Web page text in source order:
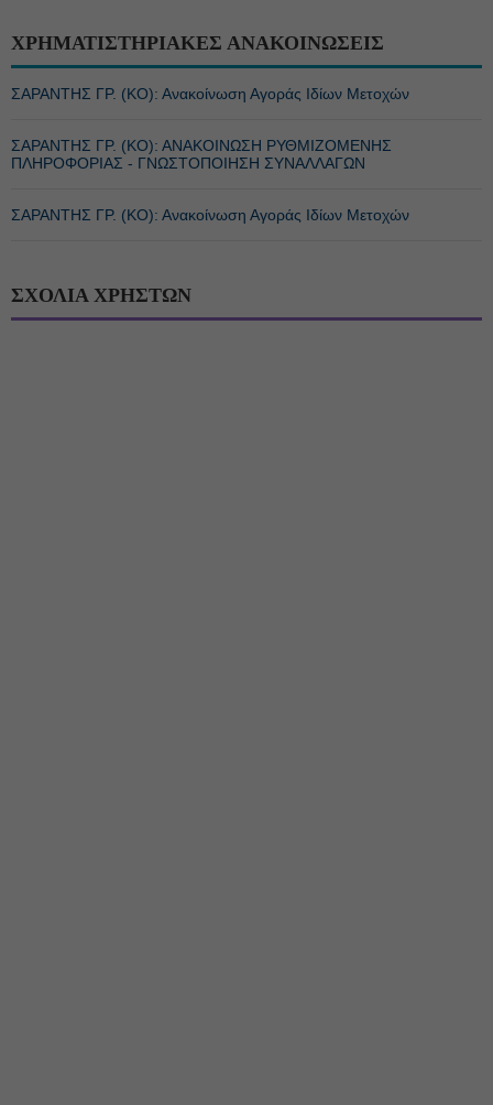
ΧΡΗΜΑΤΙΣΤΗΡΙΑΚΕΣ ΑΝΑΚΟΙΝΩΣΕΙΣ
ΣΑΡΑΝΤΗΣ ΓΡ. (ΚΟ): Ανακοίνωση Αγοράς Ιδίων Μετοχών
ΣΑΡΑΝΤΗΣ ΓΡ. (ΚΟ): ΑΝΑΚΟΙΝΩΣΗ ΡΥΘΜΙΖΟΜΕΝΗΣ
ΠΛΗΡΟΦΟΡΙΑΣ - ΓΝΩΣΤΟΠΟΙΗΣΗ ΣΥΝΑΛΛΑΓΩΝ
ΣΑΡΑΝΤΗΣ ΓΡ. (ΚΟ): Ανακοίνωση Αγοράς Ιδίων Μετοχών
ΣΧΟΛΙΑ ΧΡΗΣΤΩΝ